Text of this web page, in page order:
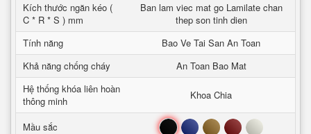
Kích thước ngăn kéo (
C * R * S ) mm
Ban lam viec mat go Lamilate chan
thep son tinh dien
Tính năng
Bao Ve Tai San An Toan
Khả năng chống cháy
An Toan Bao Mat
Hệ thống khóa liên hoàn
thông minh
Khoa Chia
Mầu sắc Đen Xanh Nâu Đỏ Trắng